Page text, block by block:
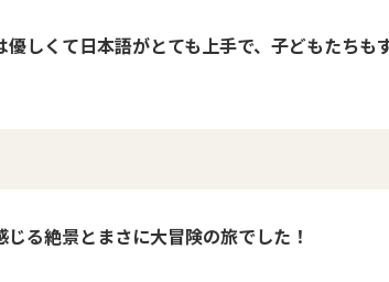
優しくて日本語がとても上手で、子どもたちも
る絶景とまさに大冒険の旅でした！